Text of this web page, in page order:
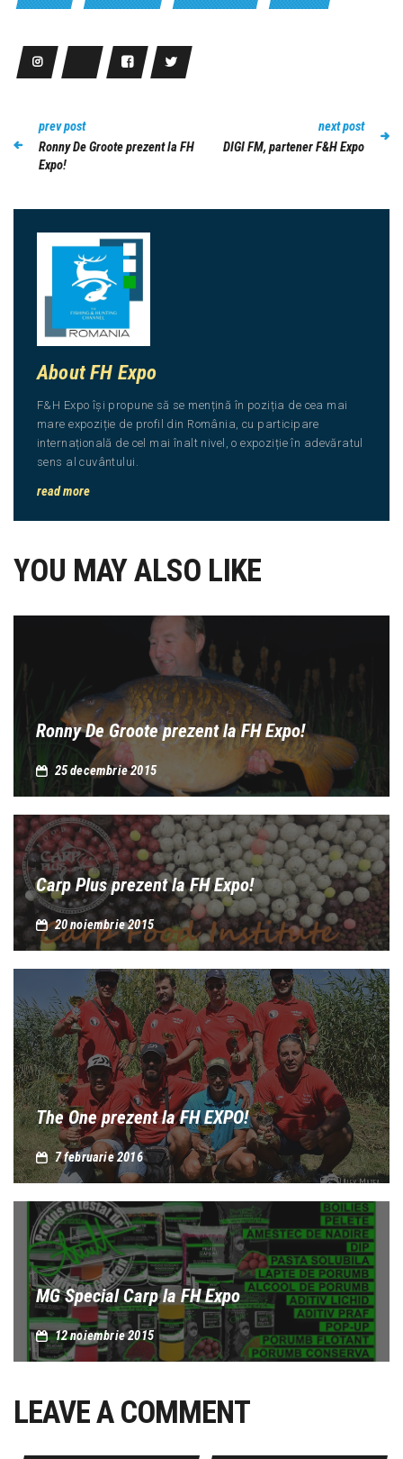
prev post
Ronny De Groote prezent la FH
Expo!
next post
DIGI FM, partener F&H Expo
About FH Expo
F&H Expo își propune să se mențină în poziția de cea mai
mare expoziție de profil din România, cu participare
internațională de cel mai înalt nivel, o expoziție în adevăratul
sens al cuvântului.
read more
YOU MAY ALSO LIKE
Ronny De Groote prezent la FH Expo!
25 decembrie 2015
Carp Plus prezent la FH Expo!
20 noiembrie 2015
The One prezent la FH EXPO!
7 februarie 2016
MG Special Carp la FH Expo
12 noiembrie 2015
LEAVE A COMMENT